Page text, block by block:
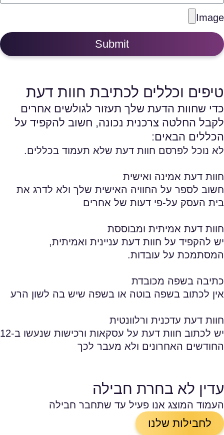
Image
Submit
טיפים וכללים לכתיבת חוות דעת
כדי שחוות הדעת שלך תעזור לגולשים אחרים
לקבל החלטה צרכנית נכונה, חשוב להקפיד על
הכללים הבאים:
לא נוכל לפרסם חוות דעת שלא תעמוד בכללים.
חוות דעת אמינה ואישית
חשוב לספר על החוויה האישית שלך ולא לדרג את
בית העסק על-פי דעות של אחרים
חוות דעת אמיתית ומבוססת
יש להקפיד על חוות דעת עניינית ואמיתית,
המסתמכת על עובדות.
כתיבה בשפה מכובדת
אין לכתוב בשפה בוטה או בשפה שיש בה לשון הרע
חוות דעת עדכנית ורלוונטית
יש לכתוב חוות דעת על עסקאות ורכישות שנעשו ב-12
החודשים האחרונים ולא מעבר לכך
עדין לא בחרת חבילה
העמוד המוצג אנו פעיל עד שתחבר חבילה
לחבילות שלנו